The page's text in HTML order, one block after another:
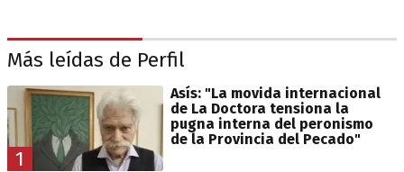
Más leídas de Perfil
1
Asís: "La movida internacional
de La Doctora tensiona la
pugna interna del peronismo
de la Provincia del Pecado"